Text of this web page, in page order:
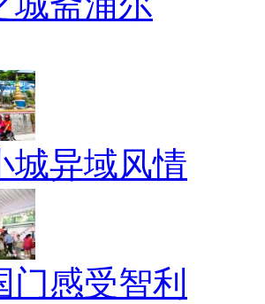
城异域风情
门感受智利